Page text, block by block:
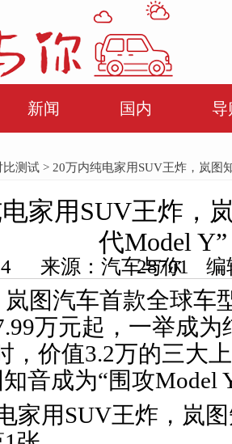
新闻 国内 导
比测试 > 20万内纯电家用SUV王炸，岚图
家用SUV王炸，
代Model Y”
2024-10-14 来源：汽车与你 编辑：田田 浏览量： 28701
岚图汽车首款全球车
万元起，一举成为
，价值3.2万的三大
音成为“围攻Model